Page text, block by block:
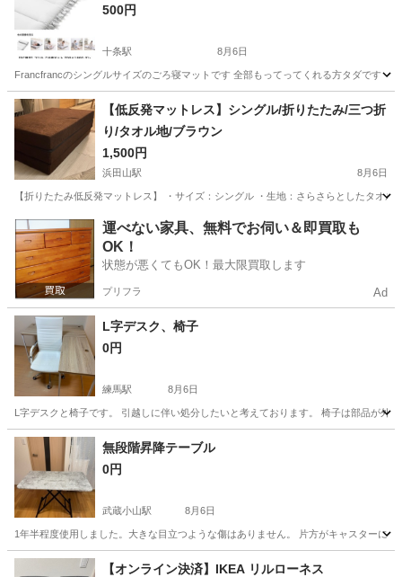
500円
十条駅 8月6日
Francfrancのシングルサイズのごろ寝マットです 全部もってってくれる方タダです
東京 北区 十条駅 Francfranc
【低反発マットレス】シングル/折りたたみ/三つ折
り/タオル地/ブラウン
1,500円
浜田山駅 8月6日
【折りたたみ低反発マットレス】 ・サイズ：シングル ・生地：さらさらとしたタオ
東京 杉並区 浜田山駅 ベッド
運べない家具、無料でお伺い＆即買取も
OK！
状態が悪くてもOK！最大限買取します
プリフラ Ad
L字デスク、椅子
0円
練馬駅 8月6日
L字デスクと椅子です。 引越しに伴い処分したいと考えております。 椅子は部品が外
東京 練馬区 練馬駅 テーブル
無段階昇降テーブル
0円
武蔵小山駅 8月6日
1年半程度使用しました。大きな目立つような傷はありません。 片方がキャスターに
東京 目黒区 武蔵小山駅 テーブル
【オンライン決済】IKEA リルローネス